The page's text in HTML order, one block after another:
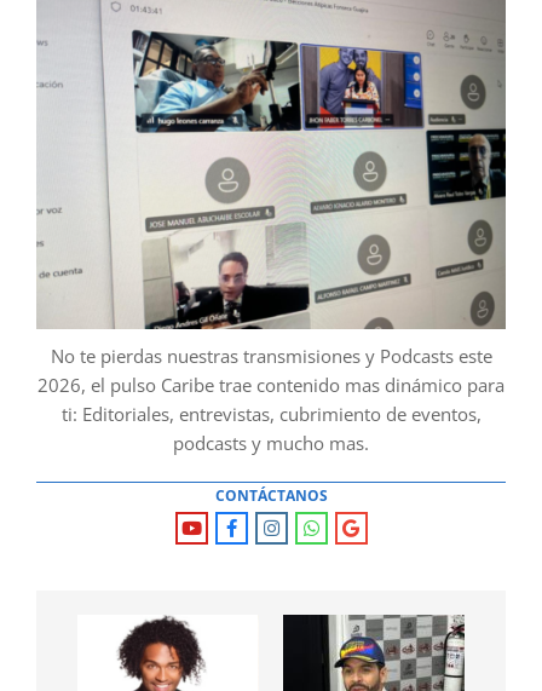
No te pierdas nuestras transmisiones y Podcasts este
2026, el pulso Caribe trae contenido mas dinámico para
ti: Editoriales, entrevistas, cubrimiento de eventos,
podcasts y mucho mas.
CONTÁCTANOS